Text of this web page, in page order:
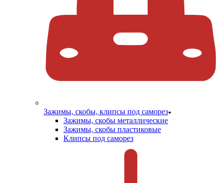
Зажимы, скобы, клипсы под саморез
Зажимы, скобы металлические
Зажимы, скобы пластиковые
Клипсы под саморез